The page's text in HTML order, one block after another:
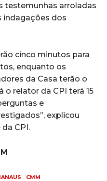
testemunhas arroladas
indagações dos
cinco minutos para
enquanto os
da Casa terão o
relator da CPI terá 15
e
explicou
CPI.
CMM